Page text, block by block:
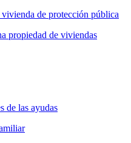
de protección pública
propiedad de viviendas
de las ayudas